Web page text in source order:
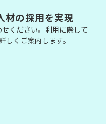
材の採用を実現
ください。利用に際して
しくご案内します。